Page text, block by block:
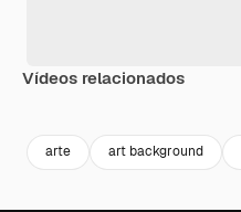
Vídeos relacionados
arte art background